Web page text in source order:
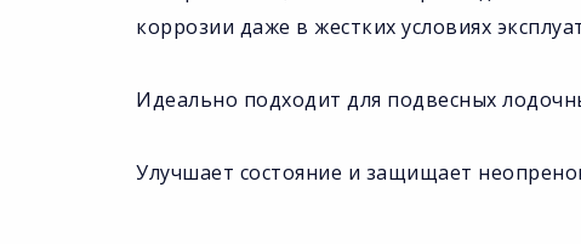
коррозии даже в жестких условиях
Идеально подходит для подвесных
Улучшает состояние и защищает